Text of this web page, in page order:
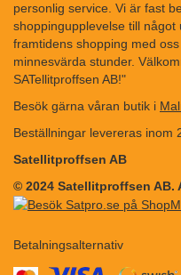
personlig service. Vi är fast
shoppingupplevelse till
framtidens shopping med
minnesvärda stunder.
SATellitproffsen AB!"
Besök gärna våran butik i
Beställningar levereras inom
Satellitproffsen AB
© 2024 Satellitproffsen AB.
Betalningsalternativ